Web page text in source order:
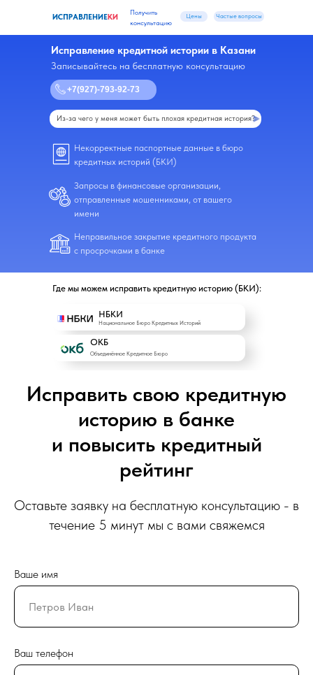
ИСПРАВЛЕНИЕКИ Цены Частые вопросы
Получить
консультацию
Исправление кредитной истории в Казани
+7(927)-793-92-73
Записывайтесь на бесплатную консультацию
Из-за чего у меня может быть плохая кредитная история?
Некорректные паспортные данные в бюро
кредитных историй (БКИ)
Запросы в финансовые организации,
отправленные мошенниками, от вашего
имени
Неправильное закрытие кредитного продукта
с просрочками в банке
Где мы можем исправить кредитную историю (БКИ):
НБКИ
Национальное Бюро Кредитных Историй
ОКБ
Объединённое Кредитное Бюро
Исправить свою кредитную
историю в банке
и повысить кредитный
рейтинг
Оставьте заявку на бесплатную консультацию - в
течение 5 минут мы с вами свяжемся
Ваше имя
Ваш телефон